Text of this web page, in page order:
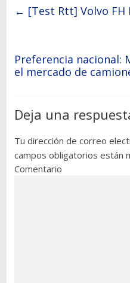
← [Test Rtt] Volvo FH
Preferencia nacional:
el mercado de
Deja una
Tu dirección de correo
campos obligatorios están
Comentario